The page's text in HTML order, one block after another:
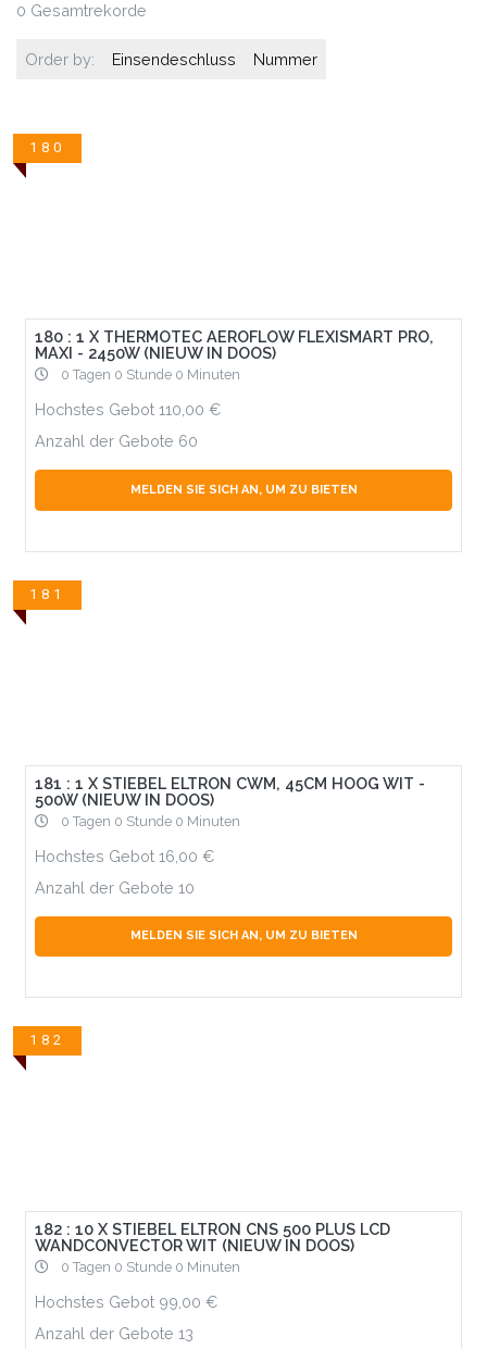
0 Gesamtrekorde
Order by: Einsendeschluss Nummer
180
180 : 1 X THERMOTEC AEROFLOW FLEXISMART PRO,
MAXI - 2450W (NIEUW IN DOOS)
0 Tagen 0 Stunde 0 Minuten
Hochstes Gebot 110,00
Anzahl der Gebote 60
MELDEN SIE SICH AN, UM ZU BIETEN
181
181 : 1 X STIEBEL ELTRON CWM, 45CM HOOG WIT -
500W (NIEUW IN DOOS)
0 Tagen 0 Stunde 0 Minuten
Hochstes Gebot 16,00
Anzahl der Gebote 10
MELDEN SIE SICH AN, UM ZU BIETEN
182
182 : 10 X STIEBEL ELTRON CNS 500 PLUS LCD
WANDCONVECTOR WIT (NIEUW IN DOOS)
0 Tagen 0 Stunde 0 Minuten
Hochstes Gebot 99,00
Anzahl der Gebote 13